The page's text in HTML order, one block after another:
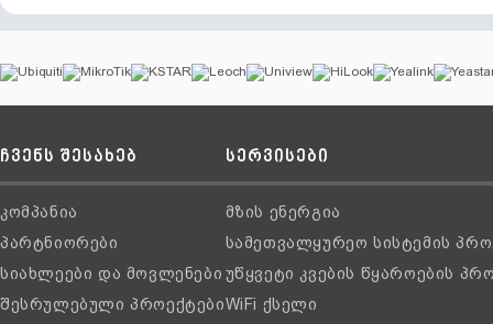
ჩვენს შესახებ
კომპანია
პარტნიორები
სიახლეები და მოვლენები
შესრულებული პროექტები
სერვისები
მზის ენერგია
სამეთვალყურეო სისტემის
უწყვეტი კვების წყაროების
WiFi ქსელი